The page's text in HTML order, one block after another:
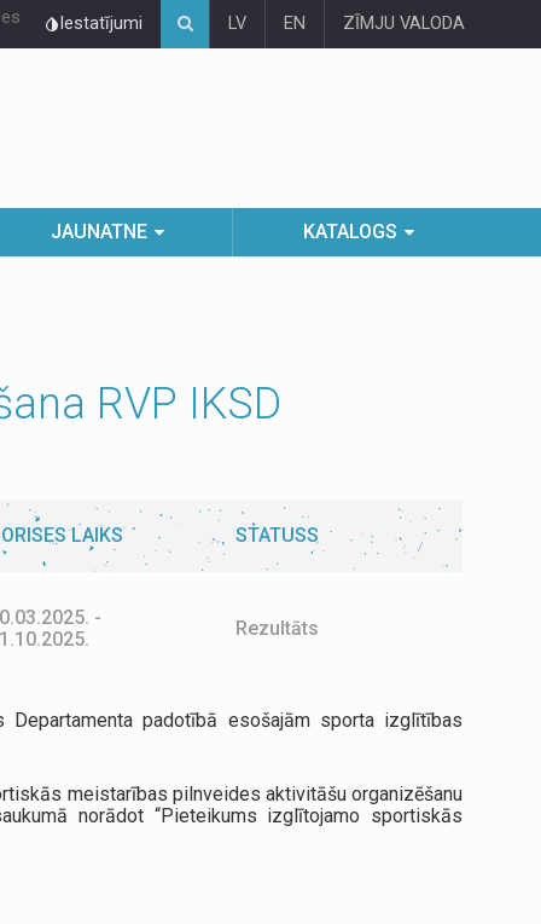
Iestatījumi LV EN ZĪMJU VALODA
JAUNATNE KATALOGS
RVP IKSD
LAIKS STATUSS
-
Rezultāts
padotībā esošajām sporta izglītības
meistarības pilnveides aktivitāšu organizēšanu
norādot “Pieteikums izglītojamo sportiskās